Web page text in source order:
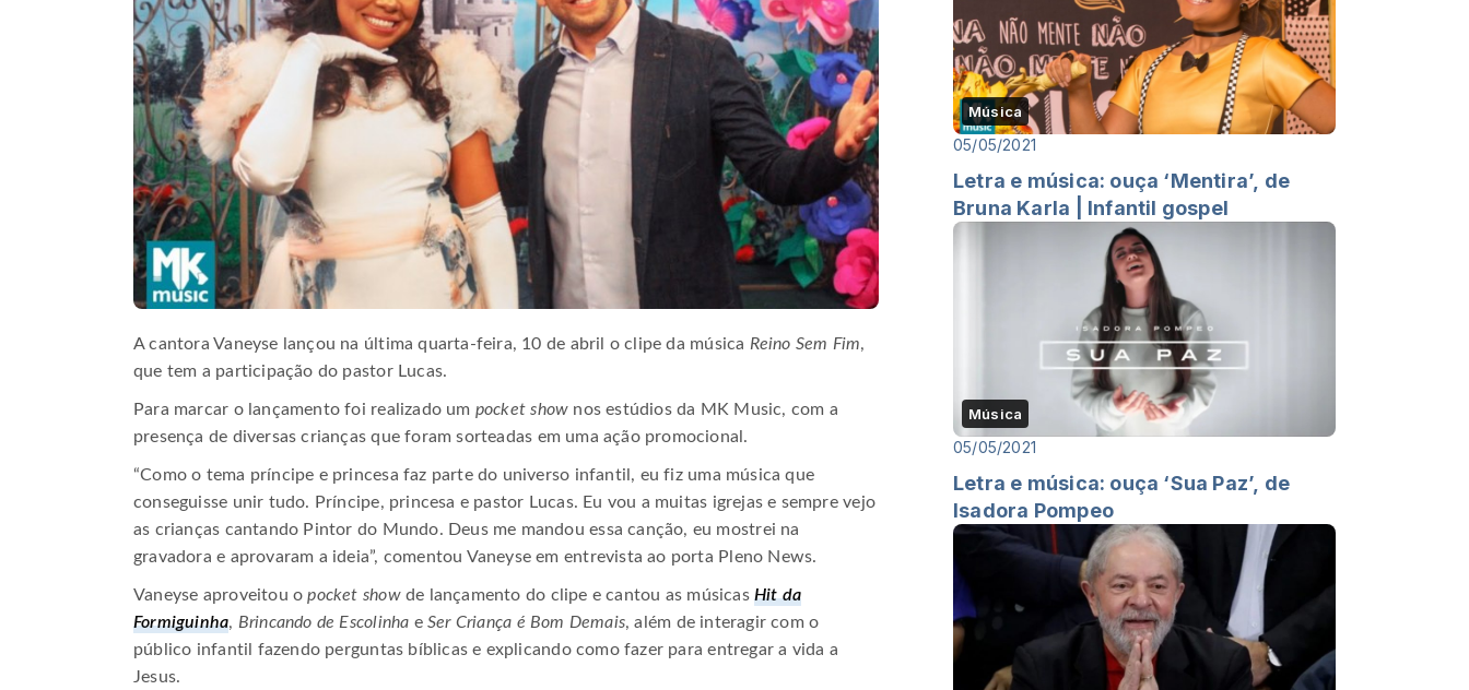
A cantora Vaneyse lançou na última quarta-feira, 10 de abril o clipe da música Reino Sem Fim,
que tem a participação do pastor Lucas.
Para marcar o lançamento foi realizado um pocket show nos estúdios da MK Music, com a
presença de diversas crianças que foram sorteadas em uma ação promocional.
“Como o tema príncipe e princesa faz parte do universo infantil, eu fiz uma música que
conseguisse unir tudo. Príncipe, princesa e pastor Lucas. Eu vou a muitas igrejas e sempre vejo
as crianças cantando Pintor do Mundo. Deus me mandou essa canção, eu mostrei na
gravadora e aprovaram a ideia”, comentou Vaneyse em entrevista ao porta Pleno News.
Vaneyse aproveitou opocket showde lançamento do clipe e cantou as músicas Hit da
Formiguinha, Brincando de Escolinha e Ser Criança é Bom Demais, além de interagir com o
público infantil fazendo perguntas bíblicas e explicando como fazer para entregar a vida a
Jesus.
Música
05/05/2021
Letra e música: ouça ‘Mentira’, de
Bruna Karla | Infantil gospel
Música
05/05/2021
Letra e música: ouça ‘Sua Paz’, de
Isadora Pompeo